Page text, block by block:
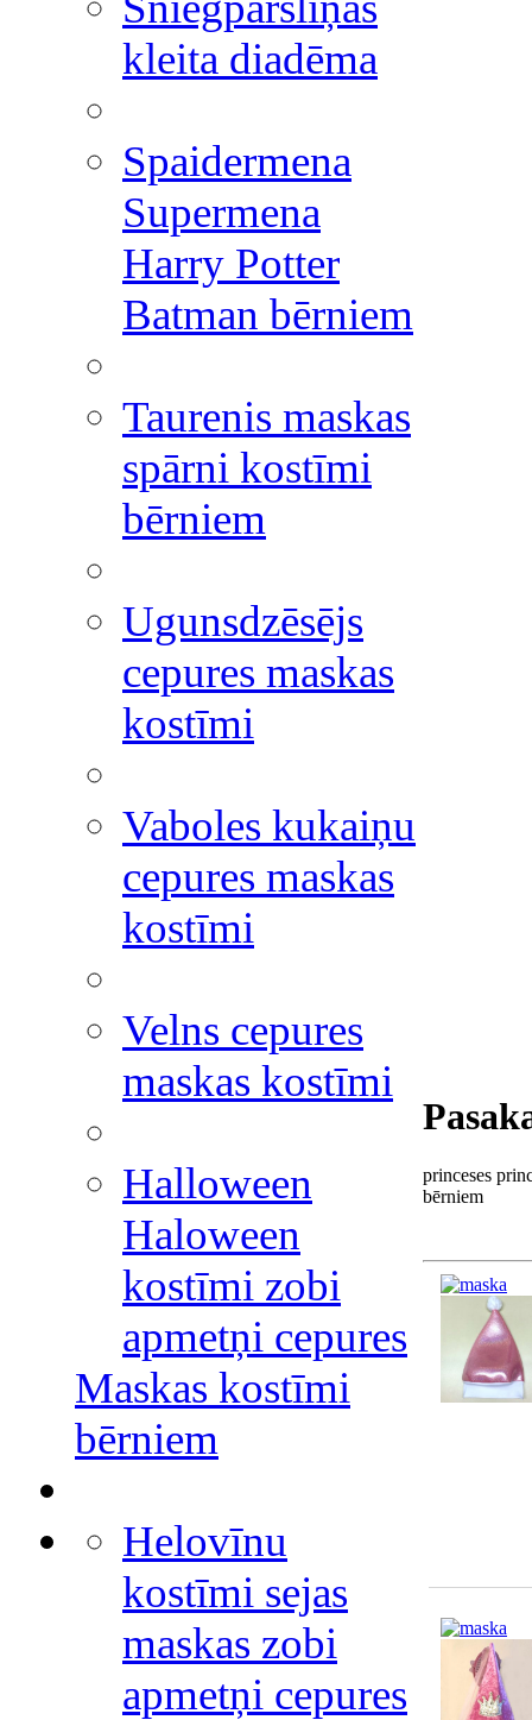
kleita diadēma
Spaidermena
Supermena
Harry Potter
Batman bērniem
Taurenis maskas
spārni kostīmi
bērniem
Ugunsdzēsējs
cepures maskas
kostīmi
Vaboles kukaiņu
cepures maskas
kostīmi
Velns cepures
maskas kostīmi
Halloween
Haloween
kostīmi zobi
apmetņi cepures
Maskas kostīmi
bērniem
Helovīnu
kostīmi sejas
maskas zobi
apmetņi cepures
princeses
bērniem